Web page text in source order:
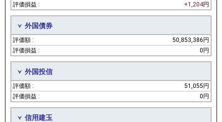
+1,204円
外国債券
50,853,386円
0円
外国投信
51,055円
0円
信用建玉